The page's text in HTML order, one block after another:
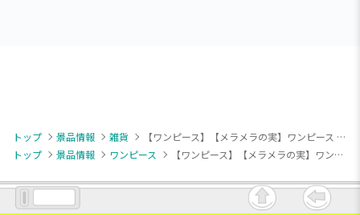
トップ 景品情報 雑貨
【ワンピース】【メラメラの実】ワンピース 悪魔の実どんぶり-メラメラの実-
トップ
景品情報 ワンピース 【ワンピース】【メラメラの実】ワンピース 悪魔の実どんぶり-メラメラの実-